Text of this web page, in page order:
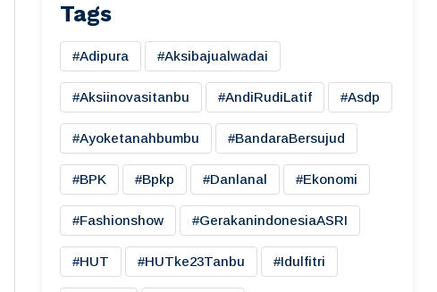
Tags
#adipura #aksibajualwadai
#aksiinovasitanbu #AndiRudiLatif #asdp
#ayoketanahbumbu #BandaraBersujud
#BPK #bpkp #danlanal #ekonomi
#fashionshow #gerakanindonesiaASRI
#HUT #HUTke23Tanbu #idulfitri